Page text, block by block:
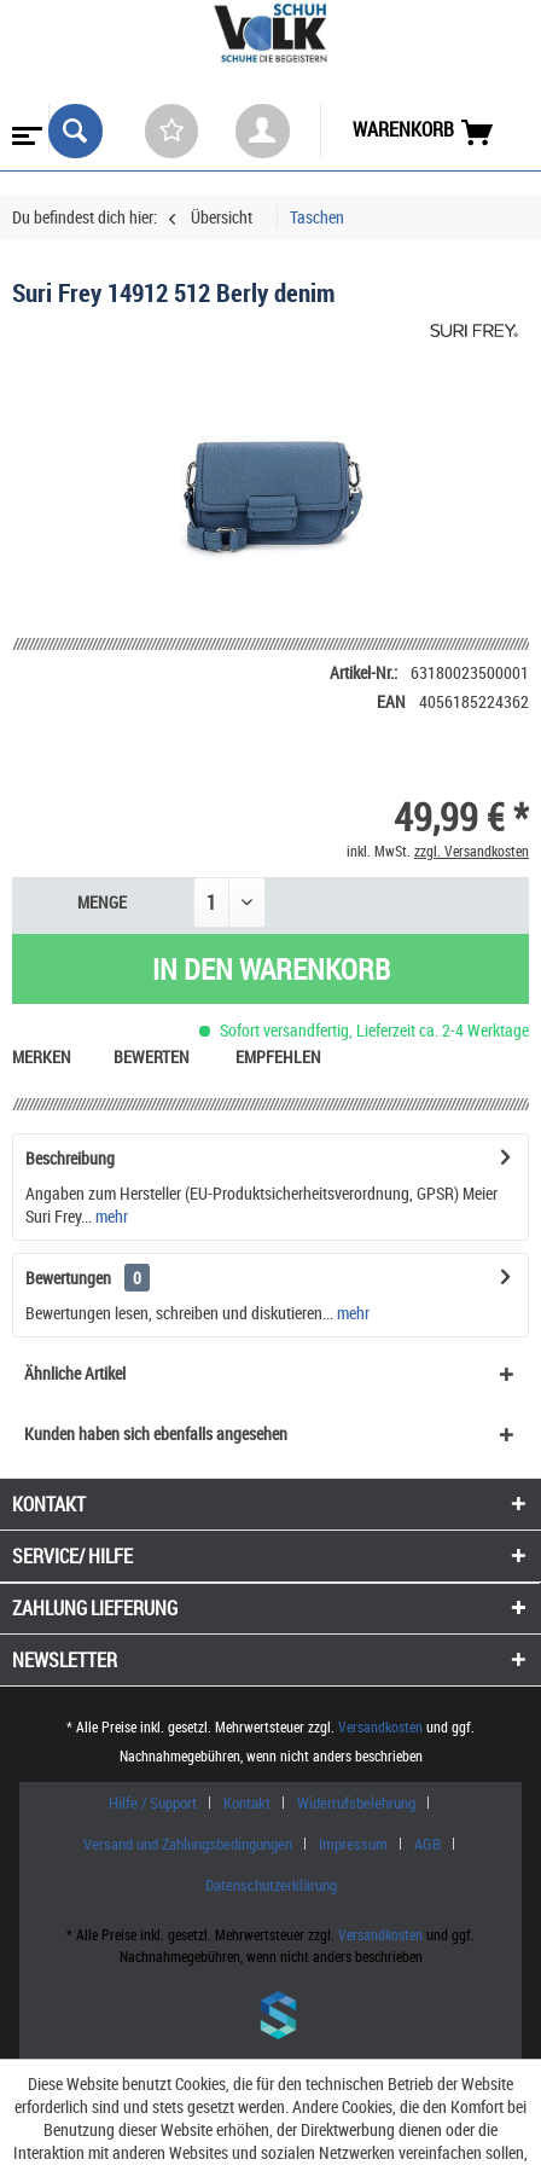
WARENKORB
Du befindest dich hier: Übersicht Taschen
Suri Frey 14912 512 Berly denim
Artikel-Nr.: 63180023500001
EAN
4056185224362
49,99 € *
inkl. MwSt. zzgl. Versandkosten
MENGE
IN DENWARENKORB
Sofort versandfertig, Lieferzeit ca. 2-4 Werktage
MERKEN
BEWERTEN EMPFEHLEN
Beschreibung
Angaben zum Hersteller (EU-Produktsicherheitsverordnung, GPSR) Meier
Suri Frey... mehr
Bewertungen
0
Bewertungen lesen, schreiben und diskutieren...
mehr
Ähnliche Artikel
Kunden haben sich ebenfalls angesehen
KONTAKT
SERVICE/ HILFE
ZAHLUNGLIEFERUNG
NEWSLETTER
* Alle Preise inkl. gesetzl. Mehrwertsteuer zzgl. Versandkosten und ggf.
Nachnahmegebühren, wenn nicht anders beschrieben
Hilfe / Support Kontakt
Widerrufsbelehrung
Versand und Zahlungsbedingungen
Impressum
AGB
Datenschutzerklärung
* Alle Preise inkl. gesetzl. Mehrwertsteuer zzgl. Versandkosten und ggf.
Nachnahmegebühren, wenn nicht anders beschrieben
Diese Website benutzt Cookies, die für den technischen Betrieb der Website
erforderlich sind und stets gesetzt werden. Andere Cookies, die den Komfort bei
Benutzung dieser Website erhöhen, der Direktwerbung dienen oder die
Interaktion mit anderen Websites und sozialen Netzwerken vereinfachen sollen,